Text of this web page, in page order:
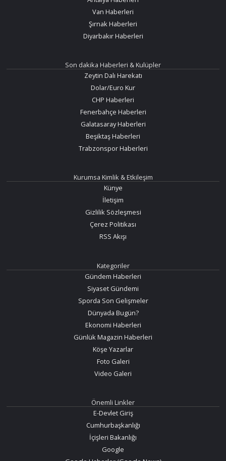
Van Haberleri
Şırnak Haberleri
Diyarbakır Haberleri
Son dakika Haberleri & Kulüpler
Zeytin Dalı Harekatı
Dolar/Euro Kur
CHP Haberleri
Fenerbahçe Haberleri
Galatasaray Haberleri
Beşiktaş Haberleri
Trabzonspor Haberleri
Kurumsa Kimlik & Etkileşim
Künye
İletişim
Gizlilik Sözleşmesi
Çerez Politikası
RSS Akışı
Kategoriler
Gündem Haberleri
Siyaset Gündemi
Sporda Son Gelişmeler
Dünyada Bugün?
Ekonomi Haberleri
Günlük Magazin Haberleri
Köşe Yazarlar
Foto Galeri
Video Galeri
Önemli Linkler
E-Devlet Giriş
Cumhurbaşkanlığı
İçişleri Bakanlığı
Google